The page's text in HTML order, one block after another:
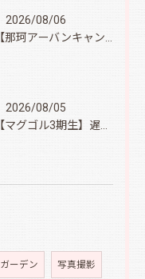
2026/08/06
2026/08/05
ガーデン 写真撮影